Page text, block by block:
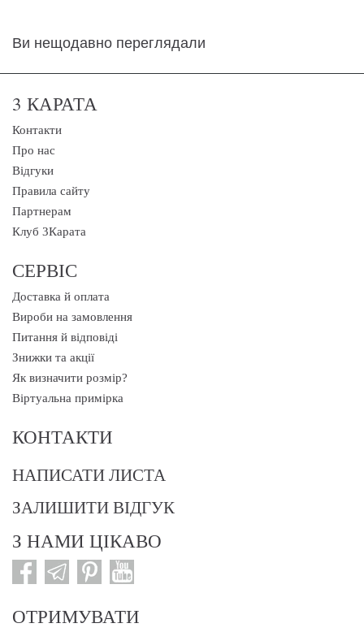
Ви нещодавно переглядали
3 КАРАТА
Контакти
Про нас
Відгуки
Правила сайту
Партнерам
Клуб 3Карата
СЕРВІС
Доставка й оплата
Вироби на замовлення
Питання й відповіді
Знижки та акції
Як визначити розмір?
Віртуальна примірка
КОНТАКТИ
НАПИСАТИ ЛИСТА
ЗАЛИШИТИ ВІДГУК
З НАМИ ЦІКАВО
ОТРИМУВАТИ